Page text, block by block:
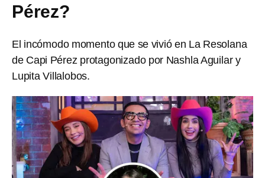
Pérez?
El incómodo momento que se vivió en La Resolana
de Capi Pérez protagonizado por Nashla Aguilar y
Lupita Villalobos.